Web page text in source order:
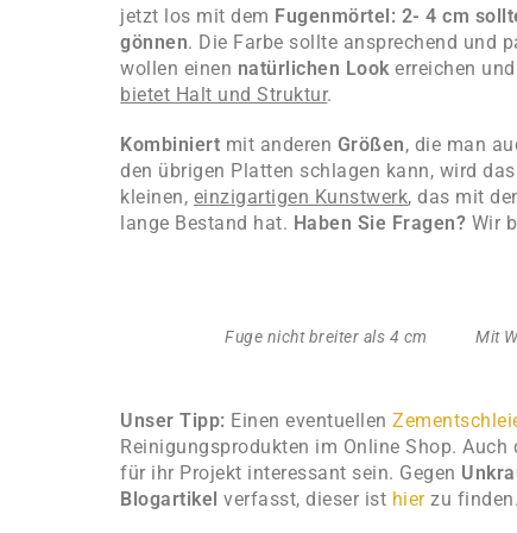
jetzt los mit dem Fugenmörtel: 2- 4 cm
gönnen. Die Farbe sollte ansprechend und
wollen einen natürlichen Lookerreichen
bietet Halt und Struktur.
Kombiniert mit anderen Größen, die man
den übrigen Platten schlagen kann, wird
kleinen, einzigartigen Kunstwerk, das mit
lange Bestand hat. Haben Sie Fragen? Wir
Fuge nicht breiter als 4 cm Mit
Unser Tipp: Einen eventuellen
Reinigungsprodukten im Online Shop. Auch
für ihr Projekt interessant sein. Gegen
Blogartikel verfasst, dieser ist hierzu finden.